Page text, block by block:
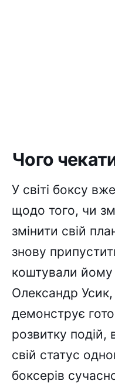
Чого
У світі боксу
щодо того, чи
змінити свій
знову
коштували йому
Олександр
демонструє
розвитку подій,
свій статус
боксерів